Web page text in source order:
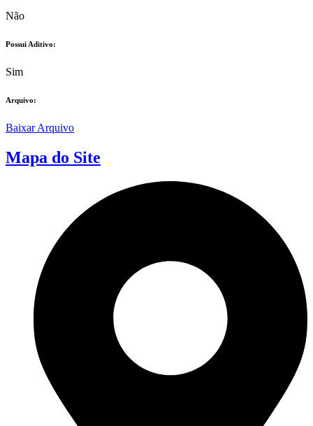
Não
Possui Aditivo:​
Sim
Arquivo:
Baixar Arquivo
Mapa do Site